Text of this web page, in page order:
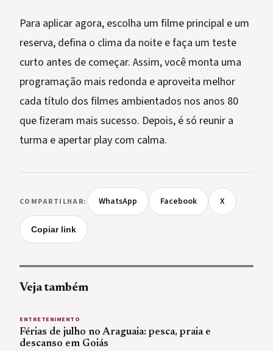
Para aplicar agora, escolha um filme principal e um
reserva, defina o clima da noite e faça um teste
curto antes de começar. Assim, você monta uma
programação mais redonda e aproveita melhor
cada título dos filmes ambientados nos anos 80
que fizeram mais sucesso. Depois, é só reunir a
turma e apertar play com calma.
COMPARTILHAR: WhatsApp Facebook X
Copiar link
Veja também
ENTRETENIMENTO
Férias de julho no Araguaia: pesca, praia e
descanso em Goiás